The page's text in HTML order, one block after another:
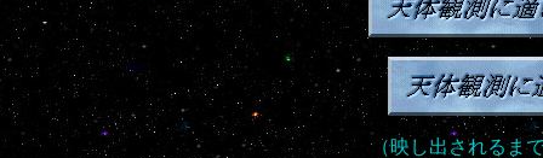
（映し出されるま